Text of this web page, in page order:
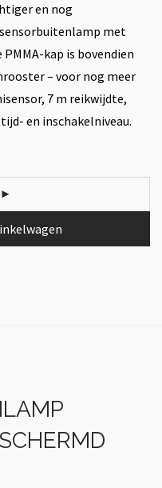
en nog
met
kap is bovendien
– voor nog meer
7 m reikwijdte,
en inschakelniveau.